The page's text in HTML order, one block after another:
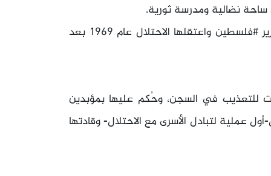
ساحة نضالية ومدرسة ثورية.
انضمت للقوميين العرب ثم للجبهة الشعبية لتحرير #فلسطين واعتقلها الاحتلال عام ١٩٦٩ بعد
للتعذيب في السجن، وحُكم عليها بمؤبدين
في عملية النورس-أول عملية لتبادل الأسرى مع الاحتلال- وقادتها